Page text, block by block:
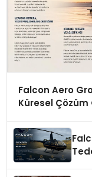
Falcon Aero
Küresel